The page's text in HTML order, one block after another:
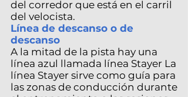
del corredor que está en el carril
del velocista.
Línea de descanso o de
descanso
A la mitad de la pista hay una
línea azul llamada línea Stayer La
línea Stayer sirve como guía para
las zonas de conducción durante